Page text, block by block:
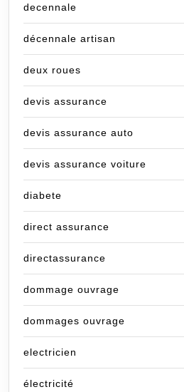
decennale
décennale artisan
deux roues
devis assurance
devis assurance auto
devis assurance voiture
diabete
direct assurance
directassurance
dommage ouvrage
dommages ouvrage
electricien
électricité